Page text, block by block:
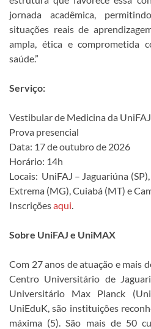
jornada acadêmica,
situações reais de
ampla, ética e comprometida
saúde.”
Serviço:
Vestibular de Medicina da
Prova presencial
Data: 17 de outubro de 2026
Horário: 14h
Locais: UniFAJ – Jaguariúna
Extrema (MG), Cuiabá (MT) e
Inscriçõesaqui.
Sobre UniFAJ e UniMAX
Com 27 anos de atuação e mais
Centro Universitário de
Universitário Max Planck
UniEduK, são instituições
máxima (5). São mais de 50